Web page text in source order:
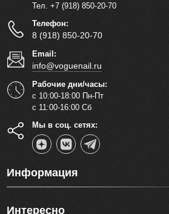
Тел. +7 (918) 850-20-70
Телефон:
8 (918) 850-20-70
Email:
info@voguenail.ru
Рабочие дни/часы:
с 10:00-18:00 Пн-Пт
с 11:00-16:00 Сб
Мы в соц. сетях:
Информация
Интересно